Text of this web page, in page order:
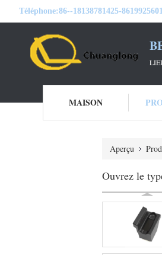
Téléphone:86--18138781425-
MAISON
Aperçu
Ouvrez le